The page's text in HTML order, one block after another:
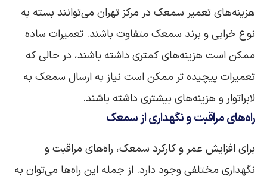
هزینه‌های تعمیر سمعک در مرکز تهران می‌توانند بسته به
نوع خرابی و برند سمعک متفاوت باشند. تعمیرات ساده
ممکن است هزینه‌های کمتری داشته باشند، در حالی که
تعمیرات پیچیده‌ تر ممکن است نیاز به ارسال سمعک به
لابراتوار و هزینه‌های بیشتری داشته باشند.
راه‌های مراقبت و نگهداری از سمعک
برای افزایش عمر و کارکرد سمعک، راه‌های مراقبت و
نگهداری مختلفی وجود دارد. از جمله این راه‌ها می‌توان به